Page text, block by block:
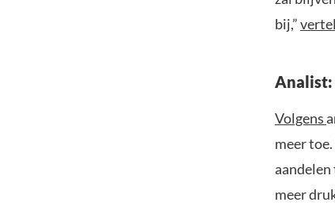
bij,”
Analist:
Volgens
meer
aandelen
meer